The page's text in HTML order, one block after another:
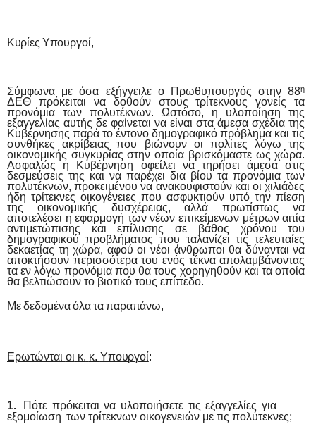
Κυρίες Υπουργοί,
Σύμφωνα με όσα εξήγγειλε ο Πρωθυπουργός στην 88η
ΔΕΘ πρόκειται να δοθούν στους τρίτεκνους γονείς τα
προνόμια των πολυτέκνων. Ωστόσο, η υλοποίηση της
εξαγγελίας αυτής δε φαίνεται να είναι στα άμεσα σχέδια της
Κυβέρνησης παρά το έντονο δημογραφικό πρόβλημα και τις
συνθήκες ακρίβειας που βιώνουν οι πολίτες λόγω της
οικονομικής συγκυρίας στην οποία βρισκόμαστε ως χώρα.
Ασφαλώς η Κυβέρνηση οφείλει να τηρήσει άμεσα στις
δεσμεύσεις της και να παρέχει δια βίου τα προνόμια των
πολυτέκνων, προκειμένου να ανακουφιστούν και οι χιλιάδες
ήδη τρίτεκνες οικογένειες που ασφυκτιούν υπό την πίεση
της
οικονομικής δυσχέρειας,
αλλά πρωτίστως να
αποτελέσει η εφαρμογή των νέων επικείμενων μέτρων αιτία
αντιμετώπισης και επίλυσης σε βάθος χρόνου του
δημογραφικού προβλήματος που ταλανίζει τις τελευταίες
δεκαετίας τη χώρα, αφού οι νέοι άνθρωποι θα δύνανται να
αποκτήσουν περισσότερα του ενός τέκνα απολαμβάνοντας
τα εν λόγω προνόμια που θα τους χορηγηθούν και τα οποία
θα βελτιώσουν το βιοτικό τους επίπεδο.
Μεδεδομέναόλαταπαραπάνω,
Ερωτώνται οι κ. κ. Υπουργοί:
1. Πότε πρόκειται να υλοποιήσετε τις εξαγγελίες για
εξομοίωση των τρίτεκνων οικογενειών με τις πολύτεκνες;